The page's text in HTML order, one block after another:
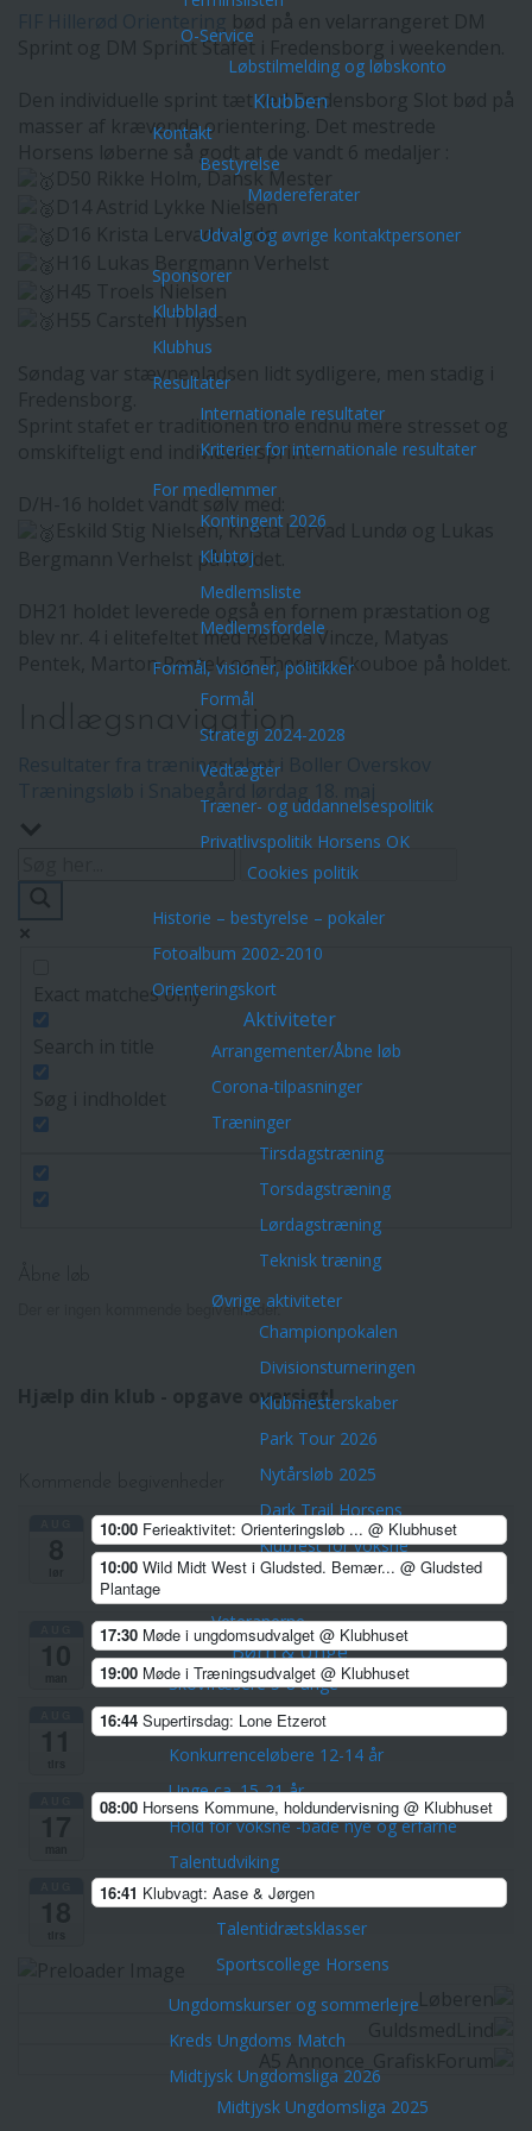
O-Service
Løbstilmelding og løbskonto
Klubben
Kontakt
Bestyrelse
Mødereferater
Udvalg og øvrige kontaktpersoner
Sponsorer
Klubblad
Klubhus
Resultater
Internationale resultater
Kriterier for internationale resultater
For medlemmer
Kontingent 2026
Klubtøj
Medlemsliste
Medlemsfordele
Formål, visioner, politikker
Formål
Strategi 2024-2028
Vedtægter
Træner- og uddannelsespolitik
Privatlivspolitik Horsens OK
Cookies politik
Historie – bestyrelse – pokaler
Fotoalbum 2002-2010
Orienteringskort
Aktiviteter
Arrangementer/Åbne løb
Corona-tilpasninger
Træninger
Tirsdagstræning
Torsdagstræning
Lørdagstræning
Teknisk træning
Øvrige aktiviteter
Championpokalen
Divisionsturneringen
Klubmesterskaber
Park Tour 2026
Nytårsløb 2025
Dark Trail Horsens
Klubfest for voksne
Klubture
Veteranerne
Børn & Unge
Skovfræsere 5-8 årige
Stifindere 9-11 år
Konkurrenceløbere 12-14 år
Unge ca. 15-21 år
Hold for voksne -både nye og erfarne
Talentudviking
TalentCenter Midt
Talentidrætsklasser
Sportscollege Horsens
Ungdomskurser og sommerlejre
Kreds Ungdoms Match
Midtjysk Ungdomsliga 2026
Midtjysk Ungdomsliga 2025
Sprint og DM Sprint Stafet i Fredensborg i weekenden.
Den individuelle sprint tæt ved Fredensborg Slot bød på
masser af krævende orientering. Det mestrede
Horsens løberne så godt at de vandt 6 medaljer :
D50 Rikke Holm, Dansk Mester
D14 Astrid Lykke Nielsen
D16 Krista Lervad Lundø
H45 Troels Nielsen
H55 Carsten Thyssen
Søndag var stævnepladsen lidt sydligere, men stadig i
Sprint stafet er traditionen tro endnu mere stresset og
omskifteligt end individuel sprint.
D/H-16 holdet vandt sølv med:
Eskild Stig Nielsen, Krista Lervad Lundø og Lukas
Bergmann Verhelst på holdet.
blev nr. 4 i elitefeltet med Rebeka Vincze, Matyas
Pentek, Marton Pentek og Theresa Skouboe på holdet.
Indlægsnavigation
Resultater fra træningsløbet i Boller Overskov
Exact matches only
Der er ingen kommende begivenheder.
Hjælp din klub - opgave oversigt!
10:00 Ferieaktivitet: Orienteringsløb ... @ Klubhuset
10:00 Wild Midt West i Gludsted. Bemær... @ Gludsted
Plantage
17:30 Møde i ungdomsudvalget @ Klubhuset
19:00 Møde i Træningsudvalget @ Klubhuset
16:44 Supertirsdag: Lone Etzerot
08:00 Horsens Kommune, holdundervisning @ Klubhuset
16:41 Klubvagt: Aase & Jørgen